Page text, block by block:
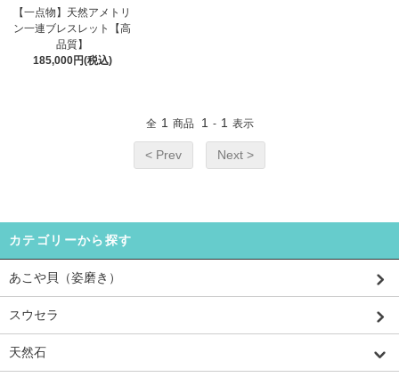
【一点物】天然アメトリ
ン一連ブレスレット【高
品質】
185,000円(税込)
全 1 商品 1 - 1 表示
< Prev Next >
カテゴリーから探す
あこや貝（姿磨き）
スウセラ
天然石